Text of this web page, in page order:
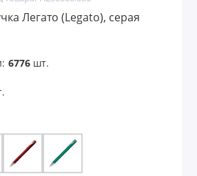
Легато (Legato), серая
6776шт.